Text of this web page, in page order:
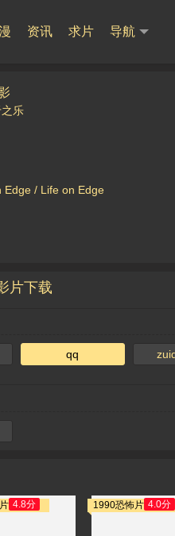
资讯 求片 导航
乐
Edge / Life on Edge
片下载
qq
4.8分 1990恐怖片 4.0分